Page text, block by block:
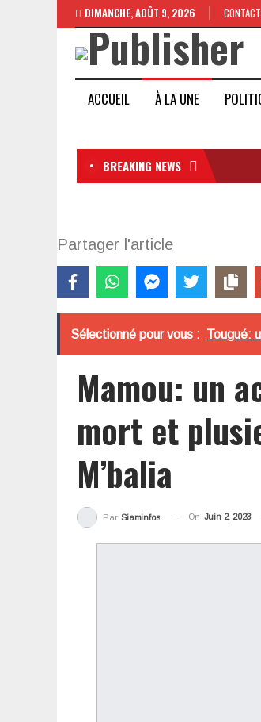
DIMANCHE, AOÛT 9, 2026
ACCUEIL À LA UNE
BREAKING NEWS
Partager l'article
Sélectionné pour vous : Tougué:
Mamou: un
mort et
M’balia
Par Siaminfos On Juin 2, 2023